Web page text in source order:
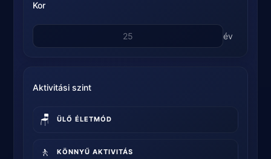
Kor
év
Aktivitási szint
🪑 ÜLŐ ÉLETMÓD
🚶 KÖNNYŰ AKTIVITÁS